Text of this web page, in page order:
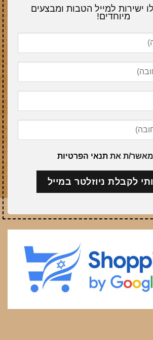
ישירות למייל הטבות ומבצעים
מיוחדים!
מאשר/ת את תנאי הפרטיות